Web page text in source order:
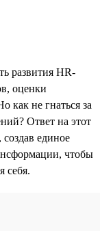
развития HR-
оценки
как не гнаться за
Ответ на этот
единое
чтобы
себя.